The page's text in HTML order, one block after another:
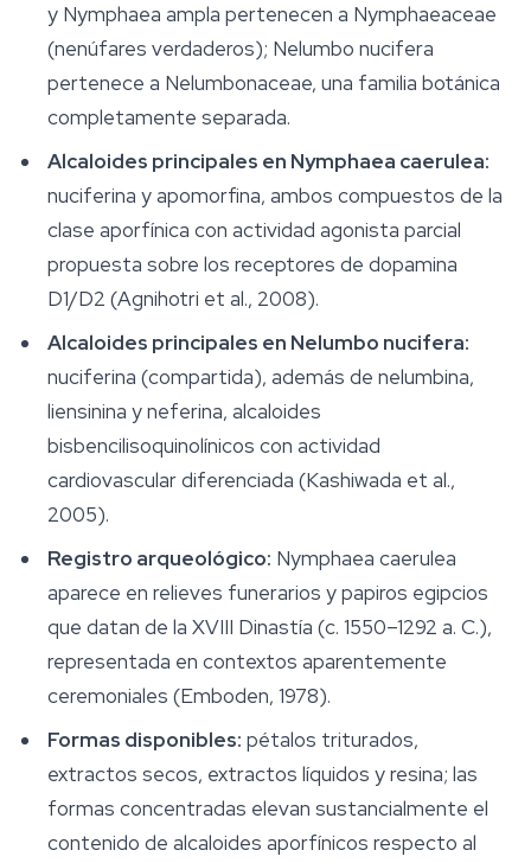
y Nymphaea ampla pertenecen a Nymphaeaceae
(nenúfares verdaderos); Nelumbo nucifera
pertenece a Nelumbonaceae, una familia botánica
completamente separada.
Alcaloides principales en Nymphaea caerulea:
nuciferina y apomorfina, ambos compuestos de la
clase aporfínica con actividad agonista parcial
propuesta sobre los receptores de dopamina
D1/D2 (Agnihotri et al., 2008).
Alcaloides principales en Nelumbo nucifera:
nuciferina (compartida), además de nelumbina,
liensinina y neferina, alcaloides
bisbencilisoquinolínicos con actividad
cardiovascular diferenciada (Kashiwada et al.,
2005).
Registro arqueológico: Nymphaea caerulea
aparece en relieves funerarios y papiros egipcios
que datan de la XVIII Dinastía (c. 1550–1292 a. C.),
representada en contextos aparentemente
ceremoniales (Emboden, 1978).
Formas disponibles: pétalos triturados,
extractos secos, extractos líquidos y resina; las
formas concentradas elevan sustancialmente el
contenido de alcaloides aporfínicos respecto al